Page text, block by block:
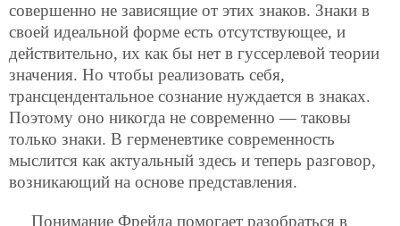
совершенно не зависящие от этих знаков. Знаки в
своей идеальной форме есть отсутствующее, и
действительно, их как бы нет в гуссерлевой теории
значения. Но чтобы реализовать себя,
трансцендентальное сознание нуждается в знаках.
Поэтому оно никогда не современно — таковы
только знаки. В герменевтике современность
мыслится как актуальный здесь и теперь разговор,
возникающий на основе представления.
Понимание Фрейда помогает разобраться в